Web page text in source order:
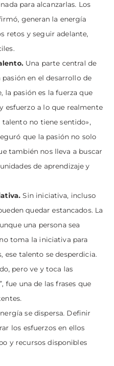
para alcanzarlas. Los
generan la energía
retos y seguir adelante,
Una parte central de
en el desarrollo de
la pasión es la fuerza que
esfuerzo a lo que realmente
talento no tiene sentido»,
que la pasión no solo
también nos lleva a buscar
de aprendizaje y
Sin iniciativa, incluso
quedar estancados. La
una persona sea
toma la iniciativa para
ese talento se desperdicia.
pero ve y toca las
fue una de las frases que
se dispersa. Definir
los esfuerzos en ellos
y recursos disponibles